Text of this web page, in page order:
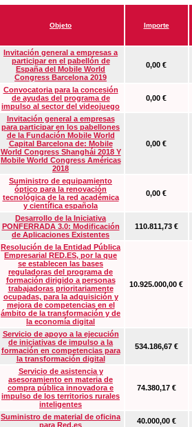
Objeto Importe
Invitación general a empresas a
participar en el pabellón de
España del Mobile World
Congress Barcelona 2019
0,00 €
Convocatoria para la concesión
de ayudas del programa de
impulso al sector del videojuego
0,00 €
Invitación general a empresas
para participar en los pabellones
de la Fundación Mobile World
Capital Barcelona de: Mobile
World Congress Shanghái 2018 Y
Mobile World Congress Américas
2018
0,00 €
Suministro de equipamiento
óptico para la renovación
tecnológica de la red académica
y científica española
0,00 €
Desarrollo de la Iniciativa
PONFERRADA 3.0: Modificación
de Aplicaciones Existentes
110.811,73 €
Resolución de la Entidad Pública
Empresarial RED.ES, por la que
se establecen las bases
reguladoras del programa de
formación dirigido a personas
trabajadoras prioritariamente
ocupadas, para la adquisición y
mejora de competencias en el
ámbito de la transformación y de
la economía digital
10.925.000,00 €
Servicio de apoyo a la ejecución
de iniciativas de impulso a la
formación en competencias para
la transformación digital
534.186,67 €
Servicio de asistencia y
asesoramiento en materia de
compra pública innovadora e
impulso de los territorios rurales
inteligentes
74.380,17 €
Suministro de material de oficina
para Red.es
40.000,00 €